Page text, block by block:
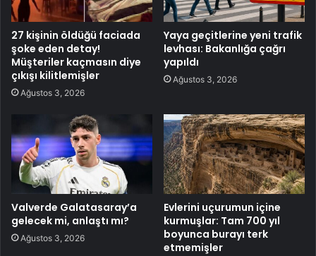
27 kişinin öldüğü faciada
şoke eden detay!
Müşteriler kaçmasın diye
çıkışı kilitlemişler
Ağustos 3, 2026
Yaya geçitlerine yeni trafik
levhası: Bakanlığa çağrı
yapıldı
Ağustos 3, 2026
Valverde Galatasaray’a
gelecek mi, anlaştı mı?
Ağustos 3, 2026
Evlerini uçurumun içine
kurmuşlar: Tam 700 yıl
boyunca burayı terk
etmemişler